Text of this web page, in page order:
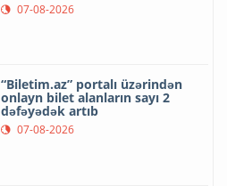
07-08-2026
“Biletim.az” portalı üzərindən
onlayn bilet alanların sayı 2
dəfəyədək artıb
07-08-2026